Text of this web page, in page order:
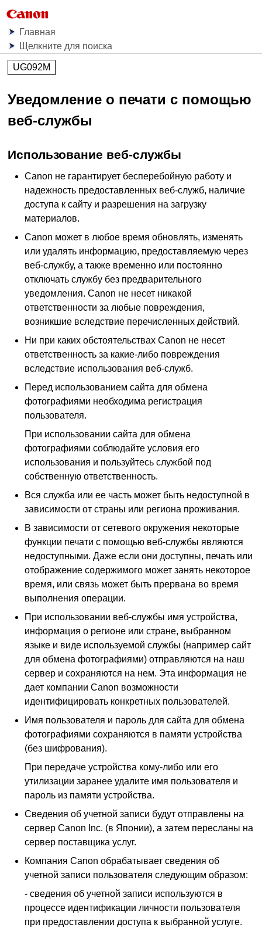
Главная
Щелкните для поиска
UG092M
Уведомление о печати с помощью
веб-службы
Использование веб-службы
Canon не гарантирует бесперебойную работу и
надежность предоставленных веб-служб, наличие
доступа к сайту и разрешения на загрузку
материалов.
Canon может в любое время обновлять, изменять
или удалять информацию, предоставляемую через
веб-службу, а также временно или постоянно
отключать службу без предварительного
уведомления. Canon не несет никакой
ответственности за любые повреждения,
возникшие вследствие перечисленных действий.
Ни при каких обстоятельствахCanon не несет
ответственность за какие-либо повреждения
вследствие использования веб-служб.
Перед использованием сайта для обмена
фотографиями необходима регистрация
пользователя.
При использовании сайта для обмена
фотографиями соблюдайте условия его
использования и пользуйтесь службой под
собственную ответственность.
Вся служба или ее часть может быть недоступной в
зависимости от страны или региона проживания.
В зависимости от сетевого окружения некоторые
функции печати с помощью веб-службы являются
недоступными. Даже если они доступны, печать или
отображение содержимого может занять некоторое
время, или связь может быть прервана во время
выполнения операции.
При использовании веб-службы имяустройства,
информация о регионе или стране, выбранном
языке и виде используемой службы (например сайт
для обмена фотографиями) отправляются на наш
сервер и сохраняются на нем. Эта информация не
дает компанииCanon возможности
идентифицировать конкретных пользователей.
Имя пользователя и пароль для сайта для обмена
фотографиями сохраняются в памятиустройства
(без шифрования).
При передачеустройства кому-либо или его
утилизации заранее удалите имя пользователя и
пароль из памятиустройства.
Сведения об учетной записи будут отправлены на
серверCanon Inc. (в Японии), а затем пересланы на
сервер поставщика услуг.
КомпанияCanon обрабатывает сведения об
учетной записи пользователя следующим образом:
-сведения об учетной записи используются в
процессе идентификации личности пользователя
при предоставлении доступа к выбранной услуге.